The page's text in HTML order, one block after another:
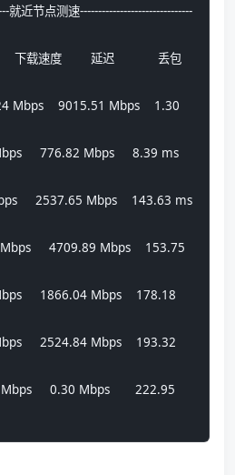
就近节点测速-------------------------------
下载速度        延迟            丢包
Mbps    9015.51 Mbps    1.30
776.82 Mbps     8.39 ms
2537.65 Mbps    143.63 ms
4709.89 Mbps    153.75
1866.04 Mbps    178.18
2524.84 Mbps    193.32
0.30 Mbps       222.95